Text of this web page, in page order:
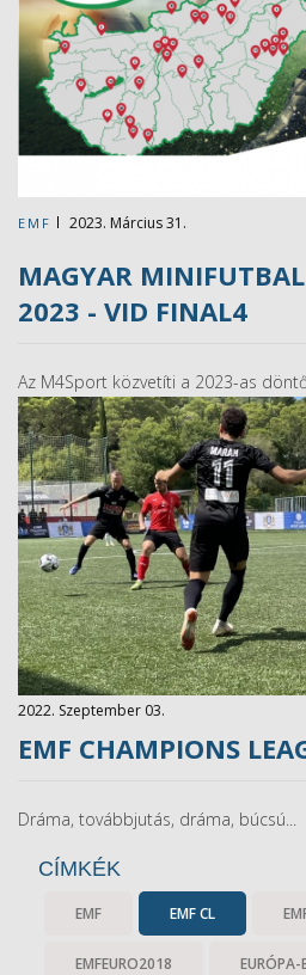
EMF 2023. Március 31.
MAGYAR
2023 - VID FINAL4
​Az M4Sport közvetíti a 2023-as
2022. Szeptember 03.
EMF CHAMPIONS
Dráma, továbbjutás, dráma, búcsú...
CÍMKÉK
EMF EMF CL
EMFEURO2018 EURÓPA-